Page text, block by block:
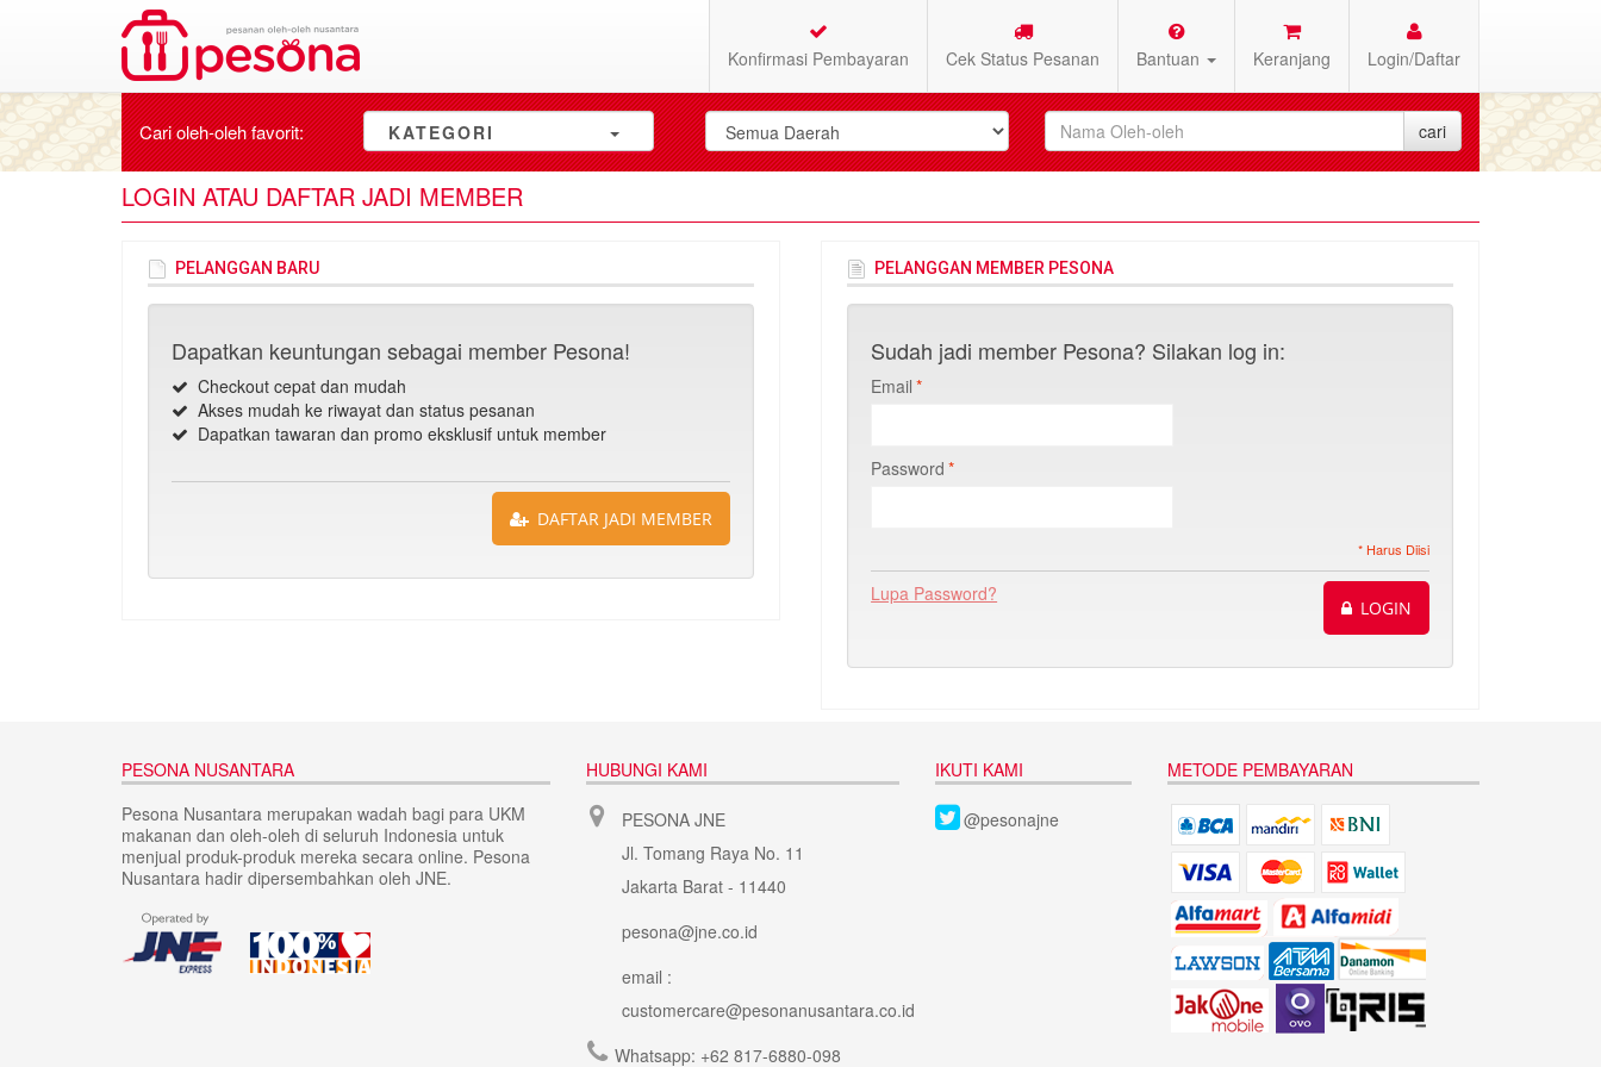
Konfirmasi Pembayaran Cek Status Pesanan Bantuan Keranjang Login/Daftar
Cari oleh-olehfavorit: KATEGORI
LOGIN ATAU DAFTAR JADI MEMBER
PELANGGAN BARU
Dapatkan keuntungan sebagai member Pesona!
Checkout cepat dan mudah
Akses mudah ke riwayat dan status pesanan
Dapatkan tawaran dan promo eksklusif untuk member
DAFTAR JADI MEMBER
PELANGGAN MEMBER PESONA
Sudah jadi member Pesona? Silakan log in:
*
Email
*
Password
* Harus Diisi
Lupa Password?
LOGIN
PESONA NUSANTARA
Pesona Nusantara merupakan wadah bagi para UKM
makanan dan oleh-oleh di seluruh Indonesia untuk
menjual produk-produk mereka secara online. Pesona
Nusantara hadir dipersembahkan oleh JNE.
HUBUNGI KAMI
PESONA JNE
Jl. Tomang Raya No. 11
Jakarta Barat - 11440
pesona@jne.co.id
email :
customercare@pesonanusantara.co.id
Whatsapp: +62 817-6880-098
IKUTI KAMI
@pesonajne
METODE PEMBAYARAN